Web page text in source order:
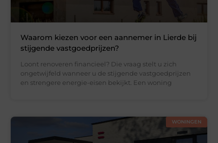
Waarom kiezen voor een aannemer in Lierde bij
stijgende vastgoedprijzen?
Loont renoveren financieel? Die vraag stelt u zich
ongetwijfeld wanneer u de stijgende vastgoedprijzen
en strengere energie-eisen bekijkt. Een woning
WONINGEN